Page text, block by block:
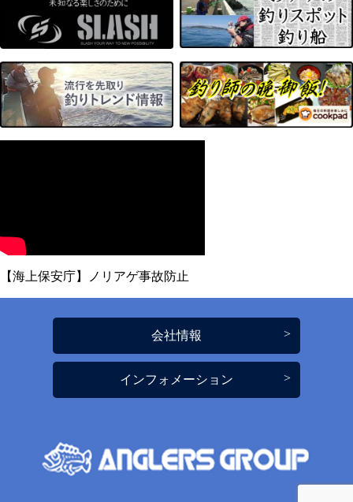
【海上保安庁】ノリアゲ事故防止
会社情報
インフォメーション